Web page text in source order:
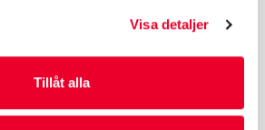
Visa detaljer
Tillåt alla